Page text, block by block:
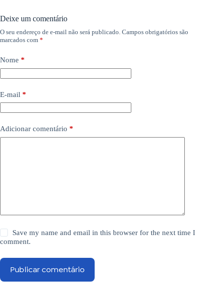
Deixe um comentário
O seu endereço de e-mail não será publicado. Campos obrigatórios são
marcados com *
Nome *
E-mail *
Adicionar comentário *
Save my name and email in this browser for the next time I
comment.
Publicar comentário